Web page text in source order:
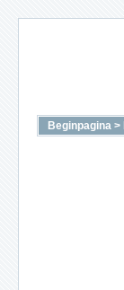
Beginpagina >